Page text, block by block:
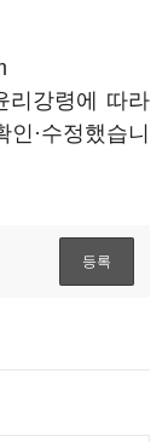
리강령에 따라
·수정했습니